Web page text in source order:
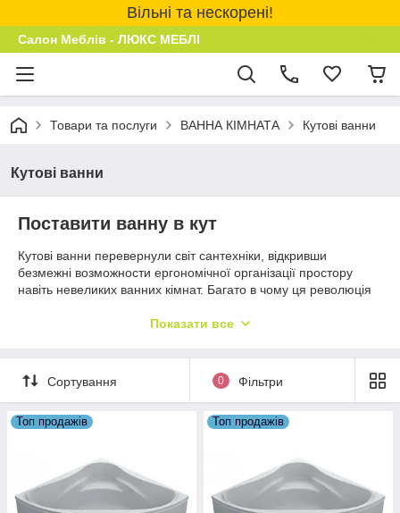
Вільні та нескорені!
Салон Меблів - ЛЮКС МЕБЛІ
Товари та послуги ВАННА КІМНАТА Кутові ванни
Кутові ванни
Поставити ванну в кут
Кутові ванни перевернули світ сантехніки, відкривши
безмежні возможности ергономічної організації простору
навіть невеликих ванних кімнат. Багато в чому ця революція
створювати індивідуальний інтер'єр, застосовуючи
відрізняються міцністю, порівнянної з чавунними виробами,
впливів зовнішнього середовища стійка і початкового блиску з
роками не втрачає. Акрилові чаші не шумлять як сталеві, і
Показати все
Сортування 0 Фільтри
Топ продажів Топ продажів